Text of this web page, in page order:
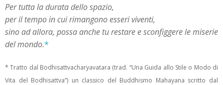
Per tutta la durata dello spazio,
per il tempo in cui rimangono esseri viventi,
sino ad allora, possa anche tu restare e sconfiggere le miserie
del mondo.*
* Tratto dal Bodhisattvacharyavatara (trad. “Una Guida allo Stile o Modo di
Vita del Bodhisattva”) un classico del Buddhismo Mahayana scritto dal